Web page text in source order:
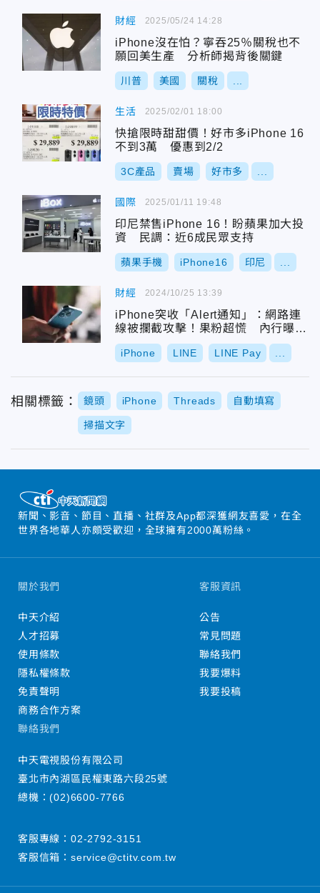
財經
iPhone沒在怕？寧吞25％關稅也不
願回美生產 分析師揭背後關鍵
川普 美國 關稅
2025/05/24 14:28
生活
快搶限時甜甜價！好市多iPhone 16
不到3萬 優惠到2/2
3C產品 賣場 好市多
2025/02/01 18:00
國際
印尼禁售iPhone 16！盼蘋果加大投
資 民調：近6成民眾支持
蘋果手機 iPhone16 印尼
2025/01/11 19:48
財經
iPhone突收「Alert通知」：網路連
線被攔截攻擊！果粉超慌 內行曝4
招解決
iPhone LINE LINE Pay
2024/10/25 13:39
相關標籤： 鏡頭 iPhone Threads 自動填寫
掃描文字
新聞、影音、節目、直播、社群及App都深獲網友喜愛，在全
世界各地華人亦頗受歡迎，全球擁有2000萬粉絲。
關於我們
中天介紹
人才招募
使用條款
隱私權條款
免責聲明
商務合作方案
客服資訊
公告
常見問題
聯絡我們
我要爆料
我要投稿
聯絡我們
中天電視股份有限公司
臺北市內湖區民權東路六段25號
總機：(02)6600-7766
客服專線： 02-2792-3151
客服信箱： service@ctitv.com.tw